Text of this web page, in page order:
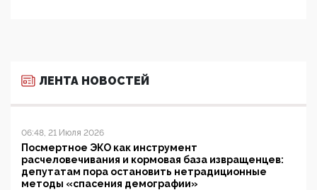
ЛЕНТА НОВОСТЕЙ
06:48, 21 Июля 2026
Посмертное ЭКО как инструмент
расчеловечивания и кормовая база извращенцев:
депутатам пора остановить нетрадиционные
методы «спасения демографии»